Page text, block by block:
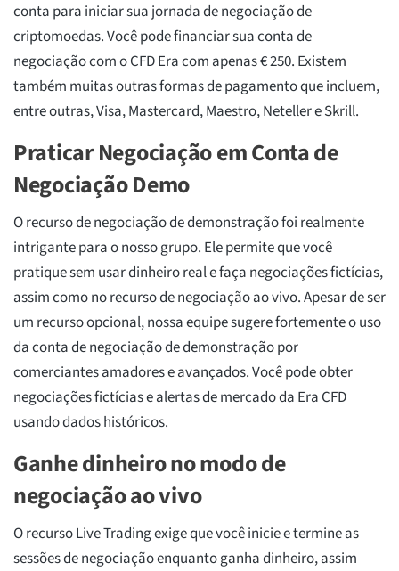
conta para iniciar sua jornada de negociação de
criptomoedas. Você pode financiar sua conta de
negociação com o CFD Era com apenas € 250. Existem
também muitas outras formas de pagamento que incluem,
entre outras, Visa, Mastercard, Maestro, Neteller e Skrill.
Praticar Negociação em Conta de
Negociação Demo
O recurso de negociação de demonstração foi realmente
intrigante para o nosso grupo. Ele permite que você
pratique sem usar dinheiro real e faça negociações fictícias,
assim como no recurso de negociação ao vivo. Apesar de ser
um recurso opcional, nossa equipe sugere fortemente o uso
da conta de negociação de demonstração por
comerciantes amadores e avançados. Você pode obter
negociações fictícias e alertas de mercado da Era CFD
usando dados históricos.
Ganhe dinheiro no modo de
negociação ao vivo
O recurso Live Trading exige que você inicie e termine as
sessões de negociação enquanto ganha dinheiro, assim